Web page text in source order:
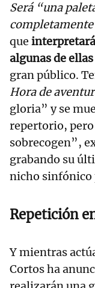
Será “una
que
algunas de
gran público.
Hora de
gloria” y se
repertorio,
sobrecogen”,
grabando su
nicho sinfónico
Repetición
Y mientras
Cortos ha